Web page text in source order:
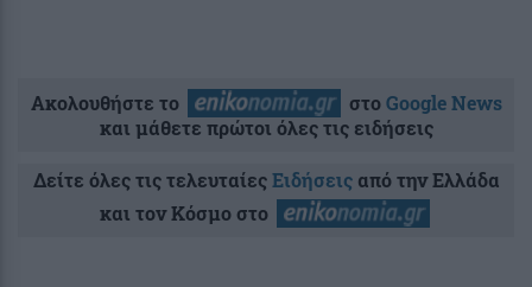
Ακολουθήστε το στοGoogle News
και μάθετε πρώτοι όλες τις ειδήσεις
Δείτε όλες τις τελευταίεςΕιδήσειςαπό την Ελλάδα
και τον Κόσμο στο